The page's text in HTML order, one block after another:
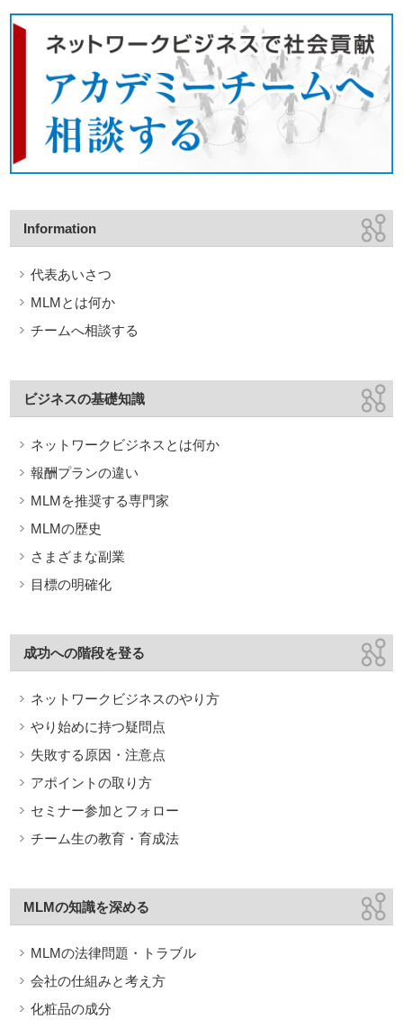
Information
代表あいさつ
MLMとは何か
チームへ相談する
ビジネスの基礎知識
ネットワークビジネスとは何か
報酬プランの違い
MLMを推奨する専門家
MLMの歴史
さまざまな副業
目標の明確化
成功への階段を登る
ネットワークビジネスのやり方
やり始めに持つ疑問点
失敗する原因・注意点
アポイントの取り方
セミナー参加とフォロー
チーム生の教育・育成法
MLMの知識を深める
MLMの法律問題・トラブル
会社の仕組みと考え方
化粧品の成分